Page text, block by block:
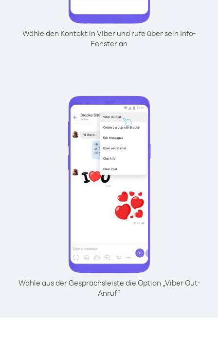
Wähle den Kontakt in Viber und rufe über sein Info-
Fenster an
Wähle aus der Gesprächsleiste die Option „Viber Out-
Anruf“